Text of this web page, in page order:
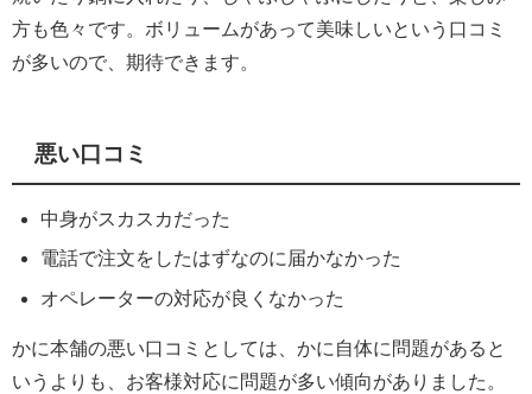
方も色々です。 ボリュームがあって美味しいという口コミ
が多いので、 期待できます。
悪い口コミ
中身がスカスカだった
電話で注文をしたはずなのに届かなかった
オペレーターの対応が良くなかった
かに本舗の悪い口コミとしては 、かに自体に問題があると
いうよりも、
お客様対応に問題が多い傾向がありました。